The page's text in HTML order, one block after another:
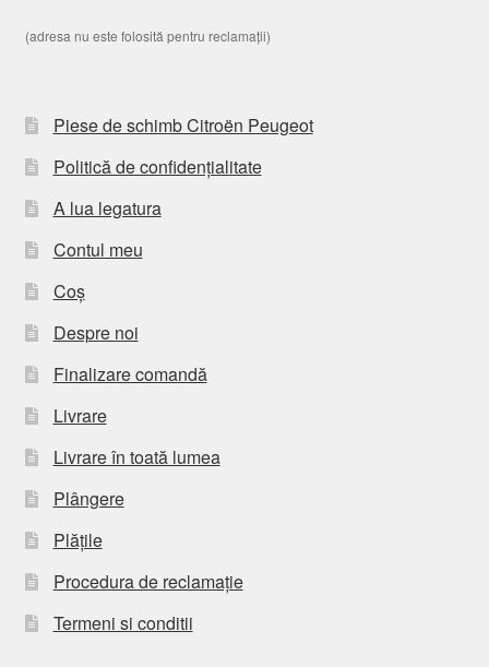
(adresa nu este folosită pentru reclamații)
Piese de schimb Citroën Peugeot
Politică de confidențialitate
A lua legatura
Contul meu
Coș
Despre noi
Finalizare comandă
Livrare
Livrare în toată lumea
Plângere
Plățile
Procedura de reclamație
Termeni si conditii